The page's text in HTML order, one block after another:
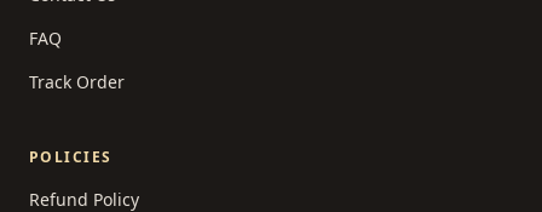
FAQ
Track Order
POLICIES
Refund Policy